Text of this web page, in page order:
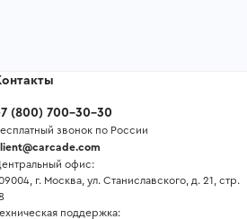
(800) 700-30-30
звонок по России
офис:
г. Москва, ул. Станиславского, д. 21, стр.
поддержка: